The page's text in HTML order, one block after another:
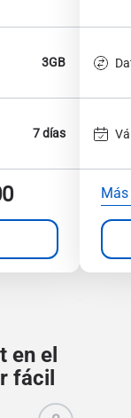
3GB
7 días
en el
fácil